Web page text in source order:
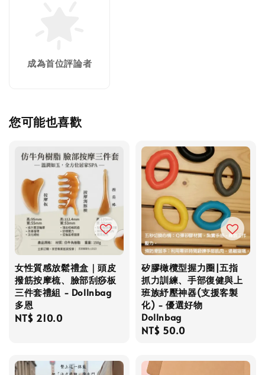
成為首位評論者
您可能也喜歡
女性質感放鬆禮盒｜頭皮
撥筋按摩梳、臉部刮痧板
三件套禮組 - Dollnbag
多恩
Regular
NT$ 210.0
矽膠橄欖型握力圈|五指
抓力訓練、手部復健與上
班族紓壓神器(支援客製
化) - 優選好物
Dollnbag
Regular
NT$ 50.0